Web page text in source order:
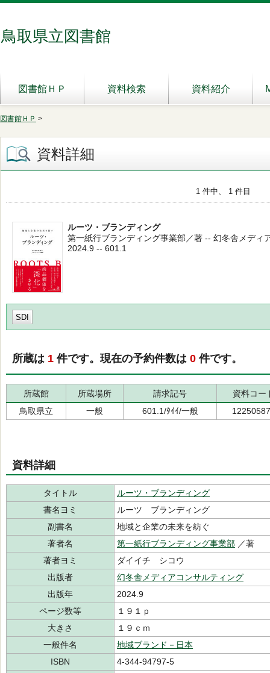
鳥取県立図書館
図書館ＨＰ 資料検索 資料紹介
図書館ＨＰ >
資料詳細
1 件中、 1 件目
ルーツ・ブランディング
第一紙行ブランディング事業部／著 -- 幻冬舎メディ
2024.9 -- 601.1
SDI
所蔵は 1 件です。現在の予約件数は 0 件です。
所蔵館 所蔵場所 請求記号
資料コー
鳥取県立
一般 601.1/ﾀｲｲ/一般
資料詳細
タイトル
ルーツ・ブランディング
書名ヨミ
ルーツ ブランディング
副書名
地域と企業の未来を紡ぐ
著者名
第一紙行ブランディング事業部 ／著
著者ヨミ
ダイイチ シコウ
出版者
幻冬舎メディアコンサルティング
出版年
2024.9
ページ数等
１９１ｐ
大きさ
１９ｃｍ
一般件名
地域ブランド－日本
ISBN
4-344-94797-5